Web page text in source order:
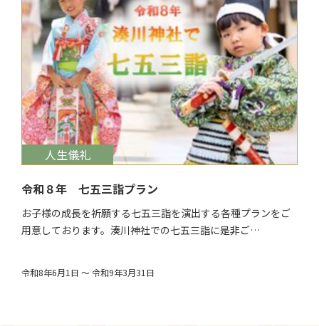
$target_date
人生儀礼
令和８年 七五三詣プラン
お子様の成長を祈願する七五三詣を演出する各種プランをご
用意しております。湊川神社での七五三詣に是非ご…
令和8年6月1日 ～ 令和9年3月31日